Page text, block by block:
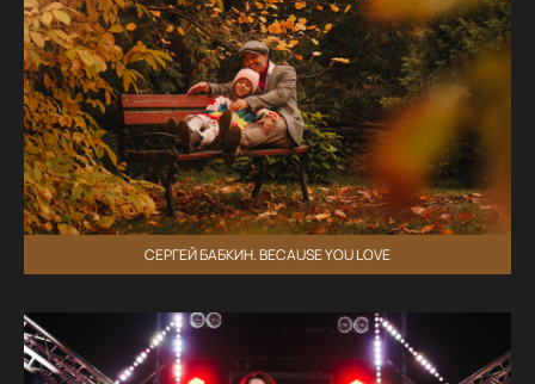
СЕРГЕЙ БАБКИН. BECAUSE YOU LOVE